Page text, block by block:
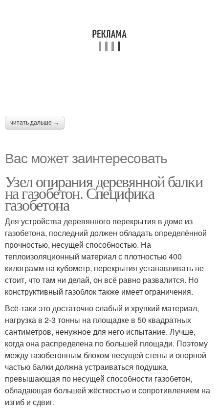
читать дальше →
Вас может заинтересовать
Узел опирания деревянной балки
на газобетон. Специфика
газобетона
Для устройства деревянного перекрытия в доме из
газобетона, последний должен обладать определённой
прочностью, несущей способностью. На
теплоизоляционный материал с плотностью 400
килограмм на кубометр, перекрытия устанавливать не
стоит, что там ни делай, он всё равно развалится. Но
конструктивный газоблок также имеет ограничения.
Всё-таки это достаточно слабый и хрупкий материал,
нагрузка в 2-3 тонны на площадке в 50 квадратных
сантиметров, ненужное для него испытание. Лучше,
когда она распределена по большей площади. Поэтому
между газобетонным блоком несущей стены и опорной
частью балки должна устраиваться подушка,
превышающая по несущей способности газобетон,
обладающая большей жёсткостью и сопротивлением на
изгиб и сдвиг.